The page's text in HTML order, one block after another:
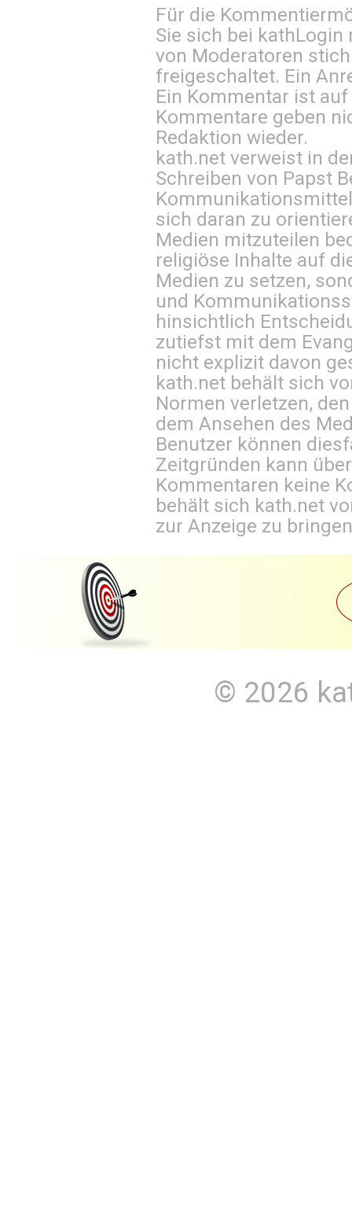
Für die
Sie sich bei kathLogin
von Moderatoren
freigeschaltet. Ein
Ein Kommentar ist
Kommentare geben
Redaktion wieder.
kath.net verweist in
Schreiben von Papst
sich daran zu
Medien mitzuteilen
religiöse Inhalte auf
Medien zu setzen,
und
hinsichtlich
zutiefst mit dem
nicht explizit davon
kath.net behält sich
Normen verletzen,
dem Ansehen des
Benutzer können
Zeitgründen kann
Kommentaren keine
behält sich kath.net
zur Anzeige zu
© 2026